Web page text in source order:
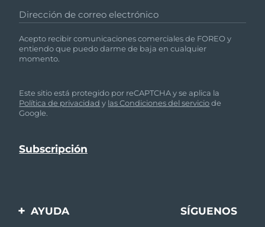
Dirección de correo electrónico
Acepto recibir comunicaciones comerciales de FOREO y
entiendo que puedo darme de baja en cualquier
momento.
Este sitio está protegido por reCAPTCHA y se aplica la
Política de privacidad y las Condiciones del serviciode
Google.
AYUDA SÍGUENOS